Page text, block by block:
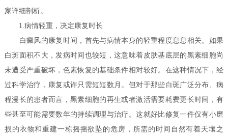
家详细剖析。
1.病情轻重，决定康复时长
白癜风的康复时间，首先与病情本身的轻重程度息息相关。如果
白斑面积不大，发病时间也较短，这意味着皮肤基底层的黑素细胞尚
未遭受严重破坏，色素恢复的基础条件相对较好。在这种情况下，经
过科学治疗，康复或许只需短短数月。但对于那些白斑广泛分布、病
程漫长的患者而言，黑素细胞的再生或者激活需要耗费更长时间，有
些甚至可能需要数年的持续调理与治疗。这就好比修复一件仅有小磨
损的衣物和重建一栋摇摇欲坠的危房，所需的时间自然有着天壤之